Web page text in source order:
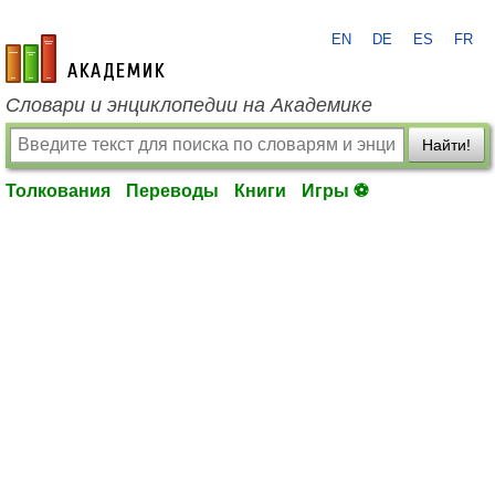
academic.ru
EN DE ES FR
Словари и энциклопедии на Академике
Найти!
Толкования Переводы Книги Игры ⚽